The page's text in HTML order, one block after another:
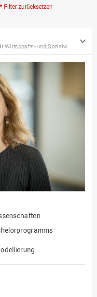
Filter zurücksetzen